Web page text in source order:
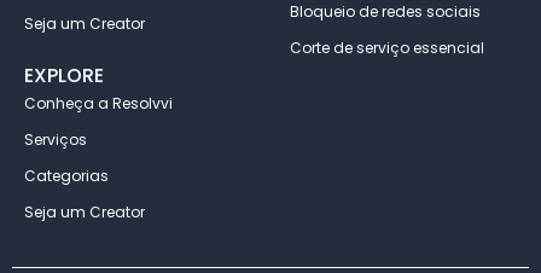
Seja um Creator
Bloqueio de redes sociais
Corte de serviço essencial
EXPLORE
Conheça a Resolvvi
Serviços
Categorias
Seja um Creator